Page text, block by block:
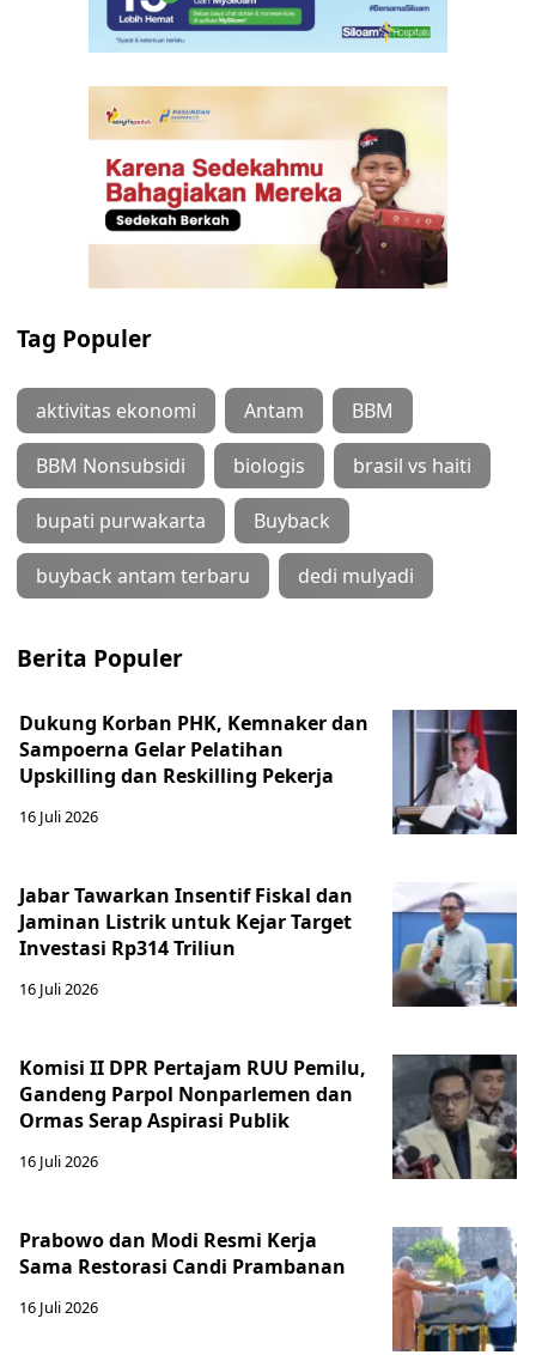
Tag Populer
aktivitas ekonomi Antam BBM
BBM Nonsubsidi biologis brasil vs haiti
bupati purwakarta Buyback
buyback antam terbaru dedi mulyadi
Berita Populer
Dukung Korban PHK, Kemnaker dan
Sampoerna Gelar Pelatihan
Upskilling dan Reskilling Pekerja
16 Juli 2026
Jabar Tawarkan Insentif Fiskal dan
Jaminan Listrik untuk Kejar Target
Investasi Rp314 Triliun
16 Juli 2026
Komisi II DPR Pertajam RUU Pemilu,
Gandeng Parpol Nonparlemen dan
Ormas Serap Aspirasi Publik
16 Juli 2026
Prabowo dan Modi Resmi Kerja
Sama Restorasi Candi Prambanan
16 Juli 2026